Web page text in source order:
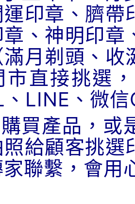
印章、臍帶
、神明印章
月剃頭、收
市直接挑選
LINE、微
買產品，或
給顧客挑選
聯繫，會用